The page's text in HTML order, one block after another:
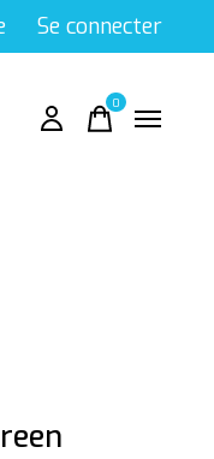
Se connecter
0items